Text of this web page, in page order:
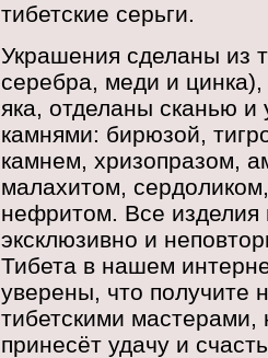
тибетские серьги.
Украшения сделаны из
серебра, меди и
яка, отделаны сканью
камнями: бирюзой,
камнем, хризопразом,
малахитом,
нефритом. Все
эксклюзивно и
Тибета в нашем
уверены, что получите
тибетскими мастерами,
принесёт удачу и